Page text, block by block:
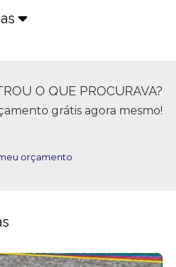
O QUE PROCURAVA?
grátis agora mesmo!
orçamento